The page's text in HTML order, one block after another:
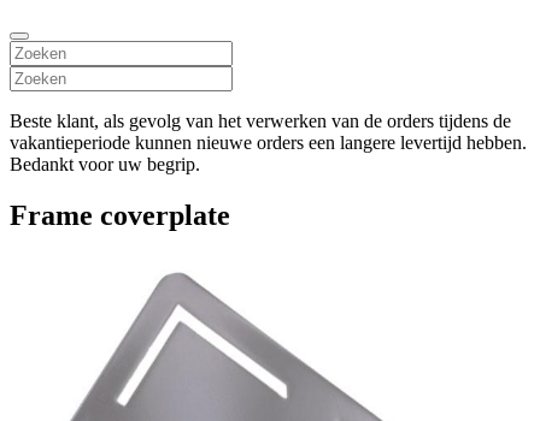
Beste klant, als gevolg van het verwerken van de orders tijdens de
vakantieperiode kunnen nieuwe orders een langere levertijd hebben.
Bedankt voor uw begrip.
Frame coverplate